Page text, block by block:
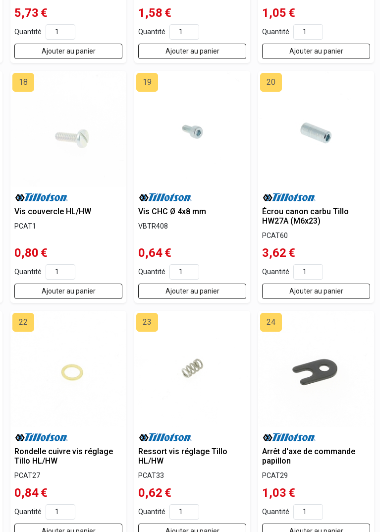
5,73 €
Quantité
Ajouter au panier
1,58 €
Quantité
Ajouter au panier
1,05 €
Quantité
Ajouter au panier
18
Vis couvercle HL/HW
PCAT1
0,80 €
Quantité
Ajouter au panier
19
Vis CHC Ø 4x8 mm
VBTR408
0,64€
Quantité
Ajouter au panier
20
Écrou canon carbu Tillo
HW27A (M6x23)
PCAT60
3,62 €
Quantité
Ajouter au panier
22
Rondelle cuivre vis réglage
Tillo HL/HW
PCAT27
0,84€
Quantité
23
Ressort vis réglage Tillo
HL/HW
PCAT33
0,62 €
Quantité
24
Arrêt d'axe de commande
papillon
PCAT29
1,03 €
Quantité